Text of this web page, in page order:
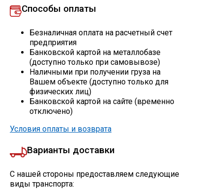
Способы оплаты
Безналичная оплата на расчетный счет
предприятия
Банковской картой на металлобазе
(доступно только при самовывозе)
Наличными при получении груза на
Вашем объекте (доступно только для
физических лиц)
Банковской картой на сайте (временно
отключено)
Условия оплаты и возврата
Варианты доставки
С нашей стороны предоставляем следующие
виды транспорта: